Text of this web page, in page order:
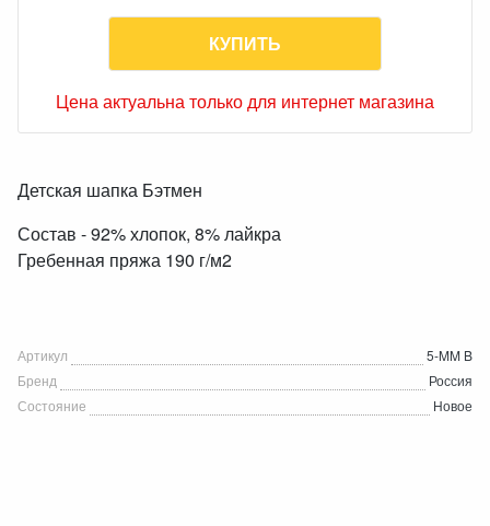
КУПИТЬ
Цена актуальна только для интернет магазина
Детская шапка Бэтмен
Состав - 92% хлопок, 8% лайкра
Гребенная пряжа 190 г/м2
Артикул
5-MM B
Бренд
Россия
Состояние
Новое